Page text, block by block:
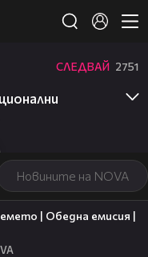
Новините на NOVA
СЛЕДВАЙ 2751
| Обедна емисия |